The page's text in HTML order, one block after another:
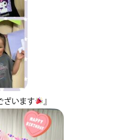
ざいます 』